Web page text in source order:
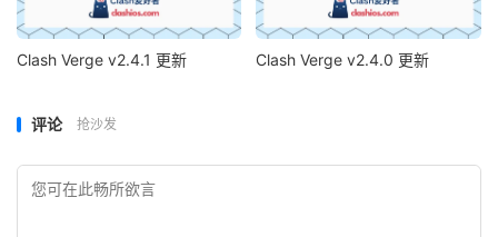
Clash Verge v2.4.1 更新 Clash Verge v2.4.0 更新
评论 抢沙发